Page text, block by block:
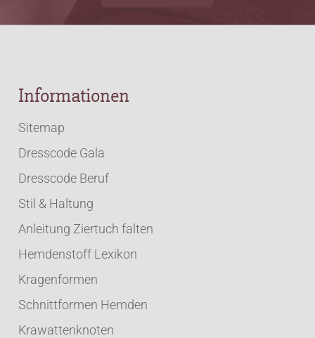
Informationen
Sitemap
Dresscode Gala
Dresscode Beruf
Stil & Haltung
Anleitung Ziertuch falten
Hemdenstoff Lexikon
Kragenformen
Schnittformen Hemden
Krawattenknoten